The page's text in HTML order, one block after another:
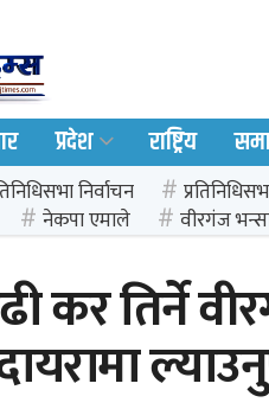
प्रदेश राष्ट्रिय
निर्वाचन
नेकपा एमाले वीरगंज
कर तिर्ने